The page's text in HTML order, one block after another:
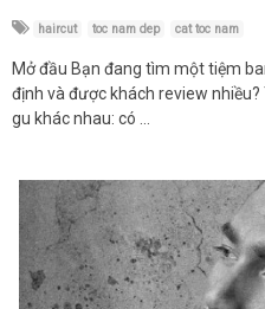
haircut toc nam dep cat toc nam
Mở đầu Bạn đang tìm một tiệm
định và được khách review nhiều?
gu khác nhau: có …